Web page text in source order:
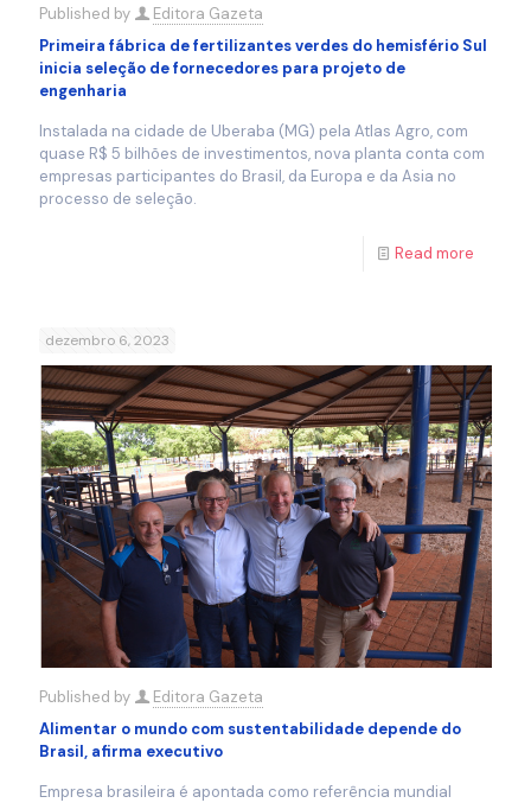
Published by
Editora Gazeta
Primeira fábrica de fertilizantes verdes do hemisfério Sul
inicia seleção de fornecedores para projeto de
engenharia
Instalada na cidade de Uberaba (MG) pela Atlas Agro, com
quase R$ 5 bilhões de investimentos, nova planta conta com
empresas participantes do Brasil, da Europa e da Asia no
processo de seleção.
Read more
dezembro 6, 2023
Published by
Editora Gazeta
Alimentar o mundo com sustentabilidade depende do
Brasil, afirma executivo
Empresa brasileira é apontada como referência mundial